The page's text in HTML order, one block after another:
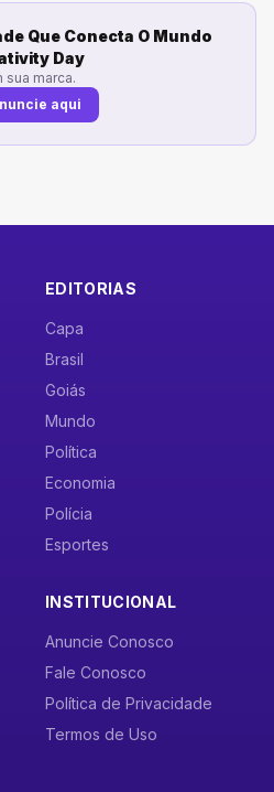
Que Conecta O Mundo
Day
marca.
aqui
EDITORIAS
Capa
Brasil
Goiás
Mundo
Política
Economia
Polícia
Esportes
INSTITUCIONAL
Anuncie Conosco
Fale Conosco
Política de Privacidade
Termos de Uso